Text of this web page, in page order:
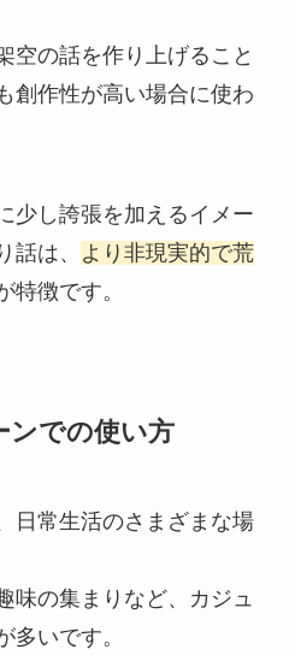
空の話を作り上げること
創作性が高い場合に使わ
少し誇張を加えるイメー
話は、
より非現実的で荒
特徴です。
ンでの使い方
日常生活のさまざまな場
味の集まりなど、カジュ
多いです。